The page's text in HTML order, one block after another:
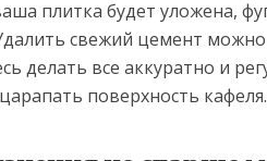
плитка будет уложена,
свежий цемент
делать все аккуратно и
поверхность кафеля.